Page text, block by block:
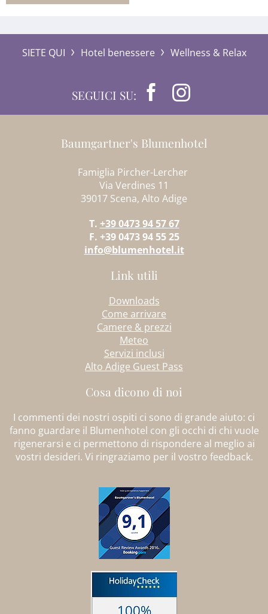
SIETE QUI Hotel benessere Wellness & Relax
SEGUICI SU:
Baumgartner's Blumenhotel
Famiglia Pircher-Lercher
Via Verdines 11
39017 Scena, Alto Adige
T. +39 0473 94 57 67
F. +39 0473 94 55 25
info@blumenhotel.it
Link utili
Downloads
Come arrivare
Camere & prezzi
Meteo
Servizi inclusi
Alto Adige Guest Pass
Cosa dicono di noi
I commenti dei nostri ospiti ci sono di grande aiuto: ci
fanno guardare il Blumenhotel con gli occhi di chi vuole
rigenerarsi e ci permettono di rispondere al meglio ai
vostri desideri. Vi ringraziamo per il vostro feedback.